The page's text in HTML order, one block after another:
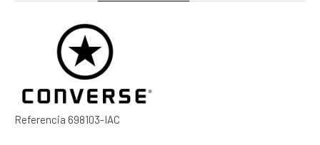
Referencia 698103-IAC